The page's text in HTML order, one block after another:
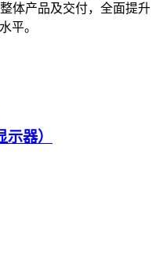
体产品及交付，全面提升
平。
示器）